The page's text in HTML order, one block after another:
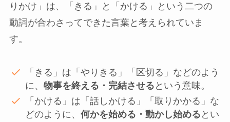
りかけ」は、「きる」と「かける」という二つの
動詞が合わさってできた言葉と考えられていま
す。
「きる」は「やりきる」「区切る」などのよう
に、物事を終える・完結させる という意味。
「かける」は「話しかける」「取りかかる」な
どのように、何かを始める・動かし始める とい